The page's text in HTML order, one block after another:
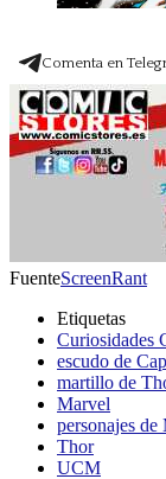
Comenta en
FuenteScreenRant
Etiquetas
Curiosidades
escudo de
martillo de
Marvel
personajes de
Thor
UCM